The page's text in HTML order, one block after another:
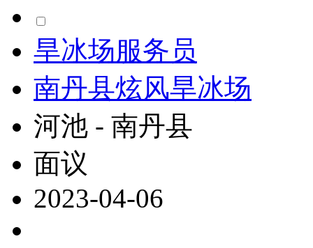
旱冰场服务员
南丹县炫风旱冰场
河池 - 南丹县
面议
2023-04-06